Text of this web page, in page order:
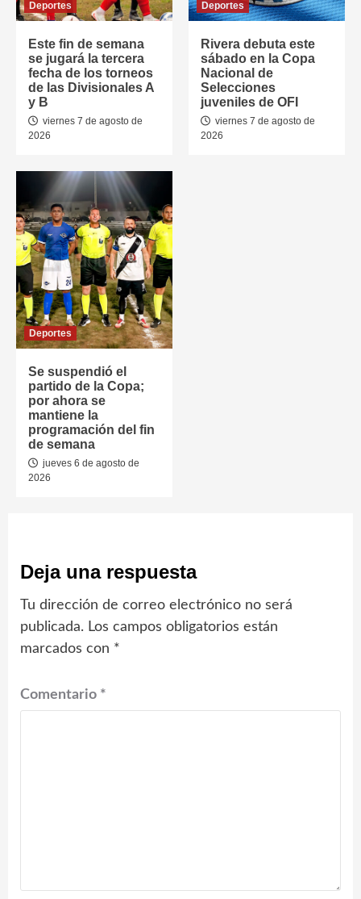
Deportes
Este fin de semana
se jugará la tercera
fecha de los torneos
de las Divisionales A
y B
viernes 7 de agosto de
2026
Deportes
Rivera debuta este
sábado en la Copa
Nacional de
Selecciones
juveniles de OFI
viernes 7 de agosto de
2026
Deportes
Se suspendió el
partido de la Copa;
por ahora se
mantiene la
programación del fin
de semana
jueves 6 de agosto de
2026
Deja una respuesta
Tu dirección de correo electrónico no será
publicada. Los campos obligatorios están
marcados con *
Comentario *